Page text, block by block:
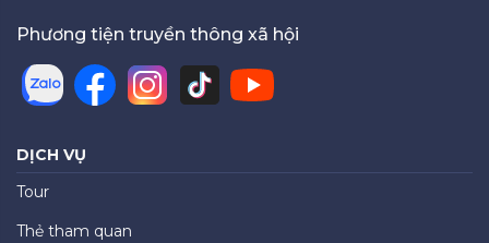
Phương tiện truyền thông xã hội
DỊCH VỤ
Tour
Thẻ tham quan